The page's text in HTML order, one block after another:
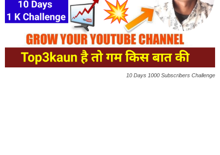
10 Days 1000 Subscribers Challenge